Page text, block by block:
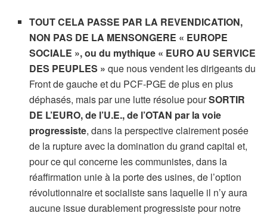
TOUT CELA PASSE PAR LA REVENDICATION,
NON PAS DE LA MENSONGERE « EUROPE
SOCIALE », ou du mythique « EURO AU SERVICE
DES PEUPLES » que nous vendent les dirigeants du
Front de gauche et du PCF-PGE de plus en plus
déphasés, mais par une lutte résolue pourSORTIR
DE L’EURO, de l’U.E., de l’OTAN par la voie
progressiste, dans la perspective clairement posée
de la rupture avec la domination du grand capital et,
pour ce qui concerne les communistes, dans la
réaffirmation unie à la porte des usines, de l’option
révolutionnaire et socialiste sans laquelle il n’y aura
aucune issue durablement progressiste pour notre